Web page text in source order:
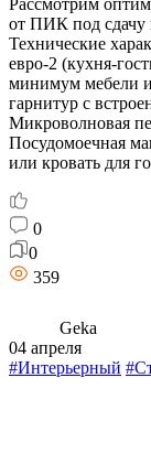
Рассмотрим
от ПИК под сдачу
Технические
евро-2 (кухня-
минимум мебели
гарнитур с
Микроволновая
Посудомоечная
или кровать для
0
0
359
Geka
04 апреля
#Интерьерный